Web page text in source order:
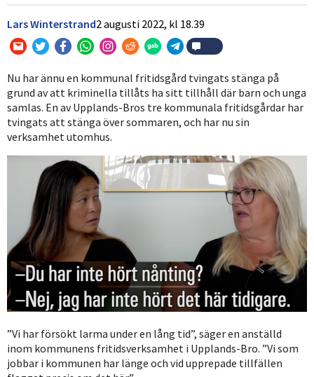
Lars Winterstrand2 augusti 2022, kl 18.39
Nu har ännu en kommunal fritidsgård tvingats stänga på
grund av att kriminella tillåts ha sitt tillhåll där barn och unga
samlas. En av Upplands-Bros tre kommunala fritidsgårdar har
tvingats att stänga över sommaren, och har nu sin
verksamhet utomhus.
”Vi har försökt larma under en lång tid”, säger en anställd
inom kommunens fritidsverksamhet i Upplands-Bro. ”Vi som
jobbar i kommunen har länge och vid upprepade tillfällen